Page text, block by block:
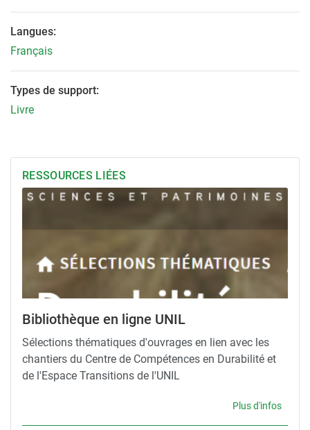
Langues:
Français
Types de support:
Livre
RESSOURCES LIÉES
Bibliothèque en ligne UNIL
Sélections thématiques d'ouvrages en lien avec les
chantiers du Centre de Compétences en Durabilité et
de l'Espace Transitions de l'UNIL
Plus d'infos